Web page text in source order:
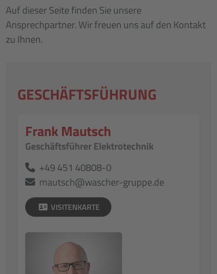
Auf dieser Seite finden Sie unsere
Ansprechpartner. Wir freuen uns auf den Kontakt
zu Ihnen.
GESCHÄFTSFÜHRUNG
Frank Mautsch
Geschäftsführer Elektrotechnik
+49 451 40808-0
mautsch@wascher-gruppe.de
VISITENKARTE